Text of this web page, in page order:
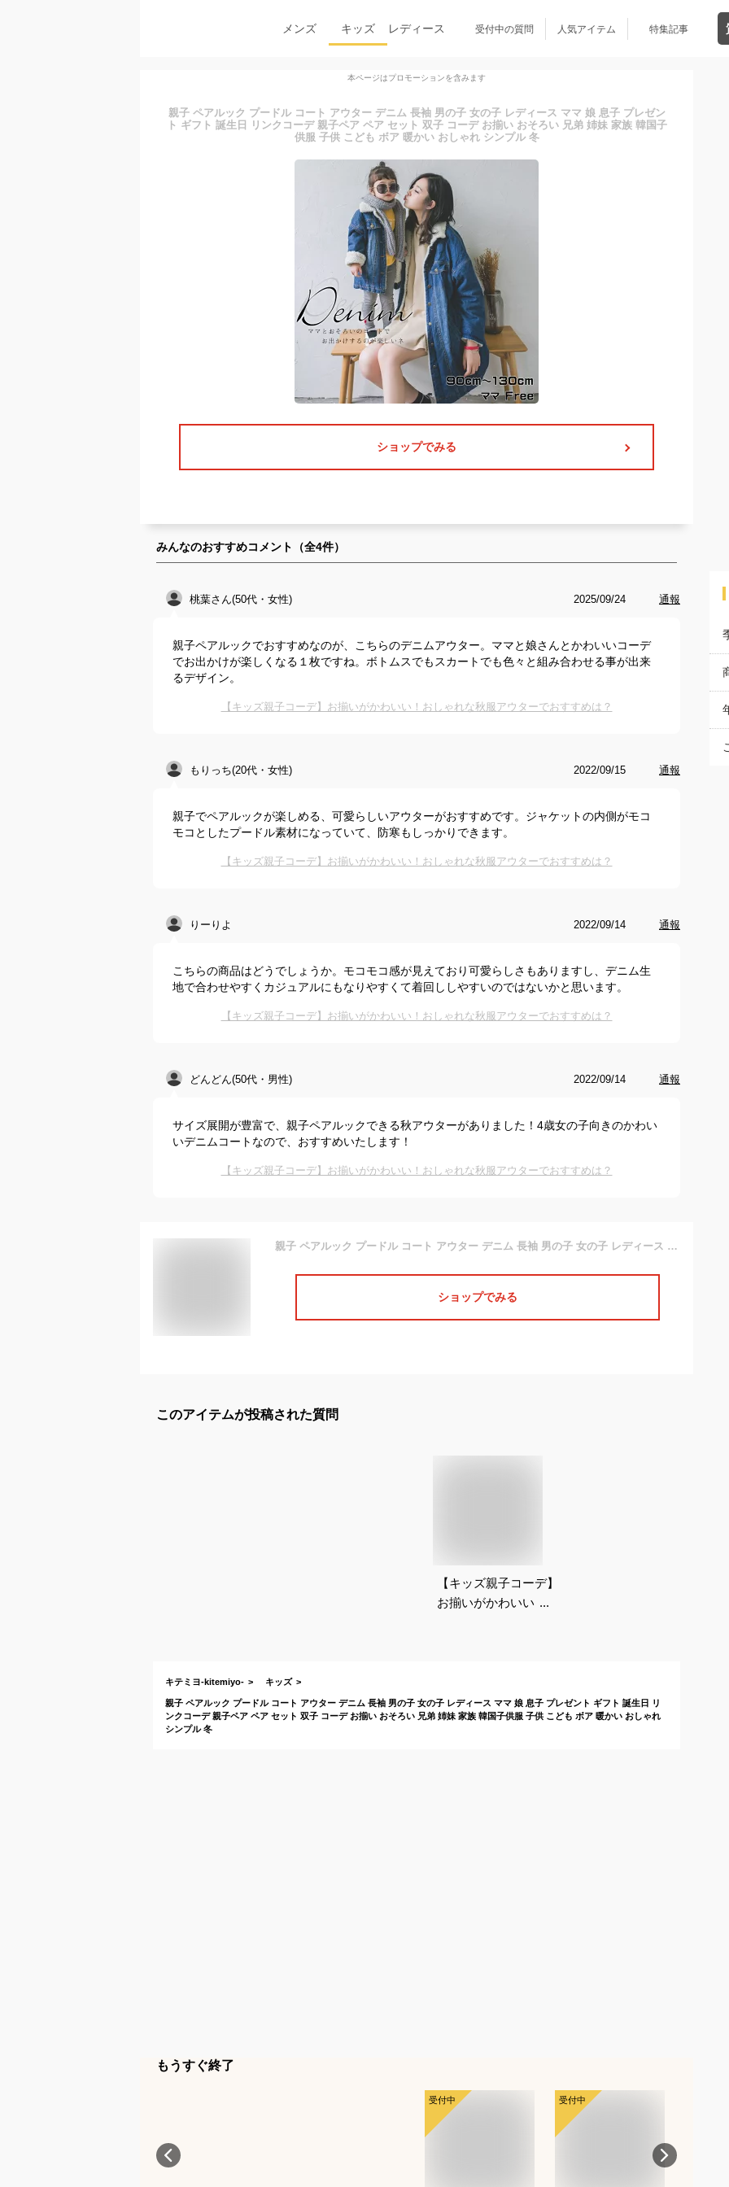
メンズ キッズ レディース 受付中の質問 人気アイテム 特集記事
本ページはプロモーションを含みます
親子 ペアルック プードル コート アウター デニム 長袖 男の子 女の子 レディース ママ 娘 息子 プレゼン
ト ギフト 誕生日 リンクコーデ 親子ペア ペア セット 双子 コーデ お揃い おそろい 兄弟 姉妹 家族 韓国子
供服 子供 こども ボア 暖かい おしゃれ シンプル 冬
ショップでみる
みんなのおすすめコメント（全4件）
桃葉さん(50代・女性) 2025/09/24 通報
親子ペアルックでおすすめなのが、こちらのデニムアウター。ママと娘さんとかわいいコーデ
でお出かけが楽しくなる１枚ですね。ボトムスでもスカートでも色々と組み合わせる事が出来
るデザイン。
【キッズ親子コーデ】お揃いがかわいい！おしゃれな秋服アウターでおすすめは？
もりっち(20代・女性) 2022/09/15 通報
親子でペアルックが楽しめる、可愛らしいアウターがおすすめです。ジャケットの内側がモコ
モコとしたプードル素材になっていて、防寒もしっかりできます。
【キッズ親子コーデ】お揃いがかわいい！おしゃれな秋服アウターでおすすめは？
りーりよ 2022/09/14 通報
こちらの商品はどうでしょうか。モコモコ感が見えており可愛らしさもありますし、デニム生
地で合わせやすくカジュアルにもなりやすくて着回ししやすいのではないかと思います。
【キッズ親子コーデ】お揃いがかわいい！おしゃれな秋服アウターでおすすめは？
どんどん(50代・男性) 2022/09/14 通報
サイズ展開が豊富で、親子ペアルックできる秋アウターがありました！4歳女の子向きのかわい
いデニムコートなので、おすすめいたします！
【キッズ親子コーデ】お揃いがかわいい！おしゃれな秋服アウターでおすすめは？
親子 ペアルック プードル コート アウター デニム 長袖 男の子 女の子 レディース ママ 娘 息子 プレゼント ギフト 誕生日 リンクコーデ 親子ペア ペア セット 双子 コーデ お揃い おそろい 兄弟 姉妹 家族 韓国子供服 子供 こども ボア 暖かい おしゃれ シンプル 冬
ショップでみる
このアイテムが投稿された質問
【キッズ親子コーデ】
お揃いがかわいい！お
キテミヨ-kitemiyo- キッズ
親子 ペアルック プードル コート アウター デニム 長袖 男の子 女の子 レディース ママ 娘 息子 プレゼント ギフト 誕生日 リ
ンクコーデ 親子ペア ペア セット 双子 コーデ お揃い おそろい 兄弟 姉妹 家族 韓国子供服 子供 こども ボア 暖かい おしゃれ
シンプル 冬
もうすぐ終了
受付中 受付中